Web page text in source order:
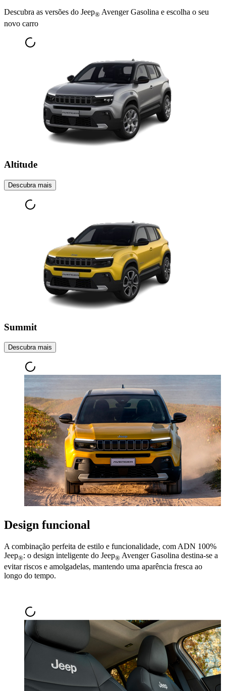
Descubra as versões do Jeep® Avenger Gasolina e escolha o seu
novo carro
Altitude
Descubra mais
Summit
Descubra mais
Design funcional
A combinação perfeita de estilo e funcionalidade, com ADN 100%
Jeep®: o design inteligente do Jeep® Avenger Gasolina destina-se a
evitar riscos e amolgadelas, mantendo uma aparência fresca ao
longo do tempo.